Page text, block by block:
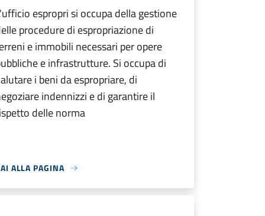
espropri si occupa della gestione
procedure di espropriazione di
e immobili necessari per opere
e infrastrutture. Si occupa di
i beni da espropriare, di
indennizzi e di garantire il
delle norma
ALLA PAGINA